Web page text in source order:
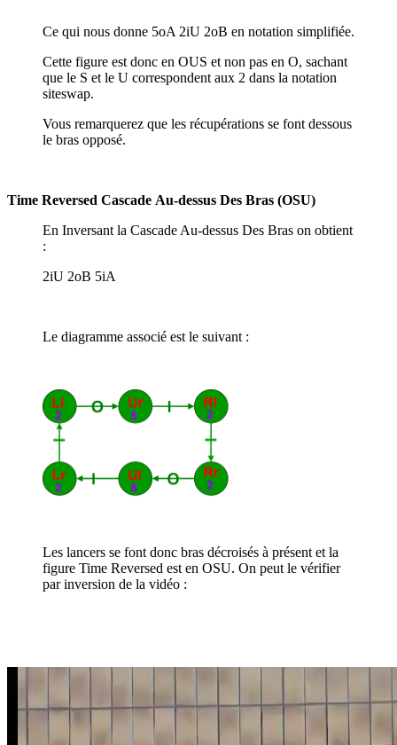
Ce qui nous donne 5oA 2iU 2oB en notation simplifiée.
Cette figure est donc en OUS et non pas en O, sachant
que le S et le U correspondent aux 2 dans la notation
siteswap.
Vous remarquerez que les récupérations se font dessous
le bras opposé.
Time Reversed Cascade Au-dessus Des Bras (OSU)
En Inversant la Cascade Au-dessus Des Bras on obtient
:
2iU 2oB 5iA
Le diagramme associé est le suivant :
Les lancers se font donc bras décroisés à présent et la
figure Time Reversed est en OSU. On peut le vérifier
par inversion de la vidéo :